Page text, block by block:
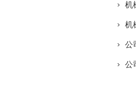
机
机
公
公